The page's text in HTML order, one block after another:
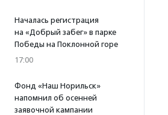
Началась регистрация
на «Добрый забег» в парке
Победы на Поклонной горе
17:00
Фонд «Наш Норильск»
напомнил об осенней
заявочной кампании